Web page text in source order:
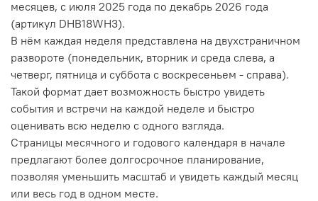
месяцев, с июля 2025 года по декабрь 2026 года
(артикул DHB18WH3).
В нём каждая неделя представлена на двухстраничном
развороте (понедельник, вторник и среда слева, а
четверг, пятница и суббота с воскресеньем - справа).
Такой формат дает возможность быстро увидеть
события и встречи на каждой неделе и быстро
оценивать всю неделю с одного взгляда.
Страницы месячного и годового календаря в начале
предлагают более долгосрочное планирование,
позволяя уменьшить масштаб и увидеть каждый месяц
или весь год в одном месте.